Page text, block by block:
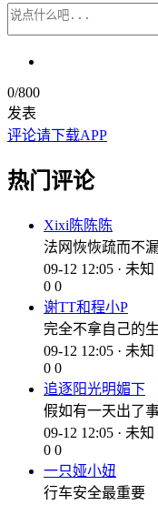
0/800
发表
评论请下载APP
热门评论
Xixi陈陈陈
法网恢恢疏而不
09-12 12:05 · 未知
0 0
谢TT和程小P
完全不拿自己的
09-12 12:05 · 未知
0 0
追逐阳光明媚下
假如有一天出了
09-12 12:05 · 未知
0 0
一只娅小妞
行车安全最重要